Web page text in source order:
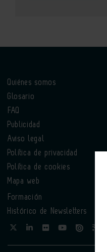
Quiénes somos
Glosario
FAQ
Publicidad
Aviso legal
Política de privacidad
Política de cookies
Mapa web
Formación
Histórico de Newsletters